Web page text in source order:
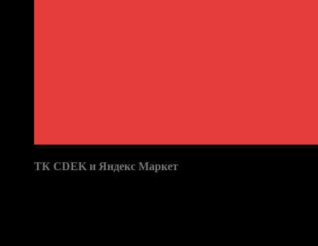
ТК CDEK и Яндекс Маркет